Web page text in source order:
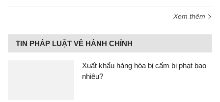
Xem thêm
TIN PHÁP LUẬT VỀ HÀNH CHÍNH
Xuất khẩu hàng hóa bị cấm bị phạt bao
nhiêu?